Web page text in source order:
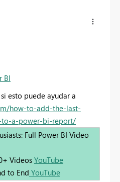
BI
esto puede ayudar a
how-to-add-the-last-
to-a-power-bi-report/
Full Power BI Video
Videos YouTube
to End YouTube